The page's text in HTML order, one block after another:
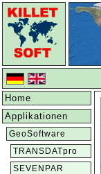
Home
Applikationen
GeoSoftware
TRANSDATpro
SEVENPAR